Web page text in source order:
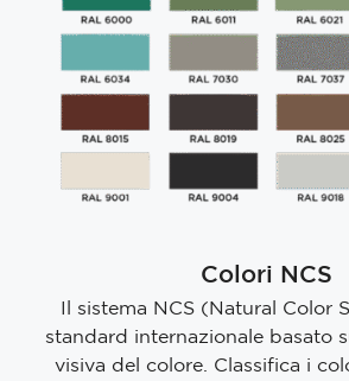
Colori NCS
Il sistema NCS (Natural Color
standard internazionale basato
visiva del colore. Classifica i